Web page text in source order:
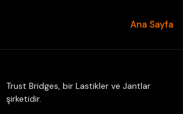
Ana Sayfa
Trust Bridges, bir Lastikler ve Jantlar
şirketidir.